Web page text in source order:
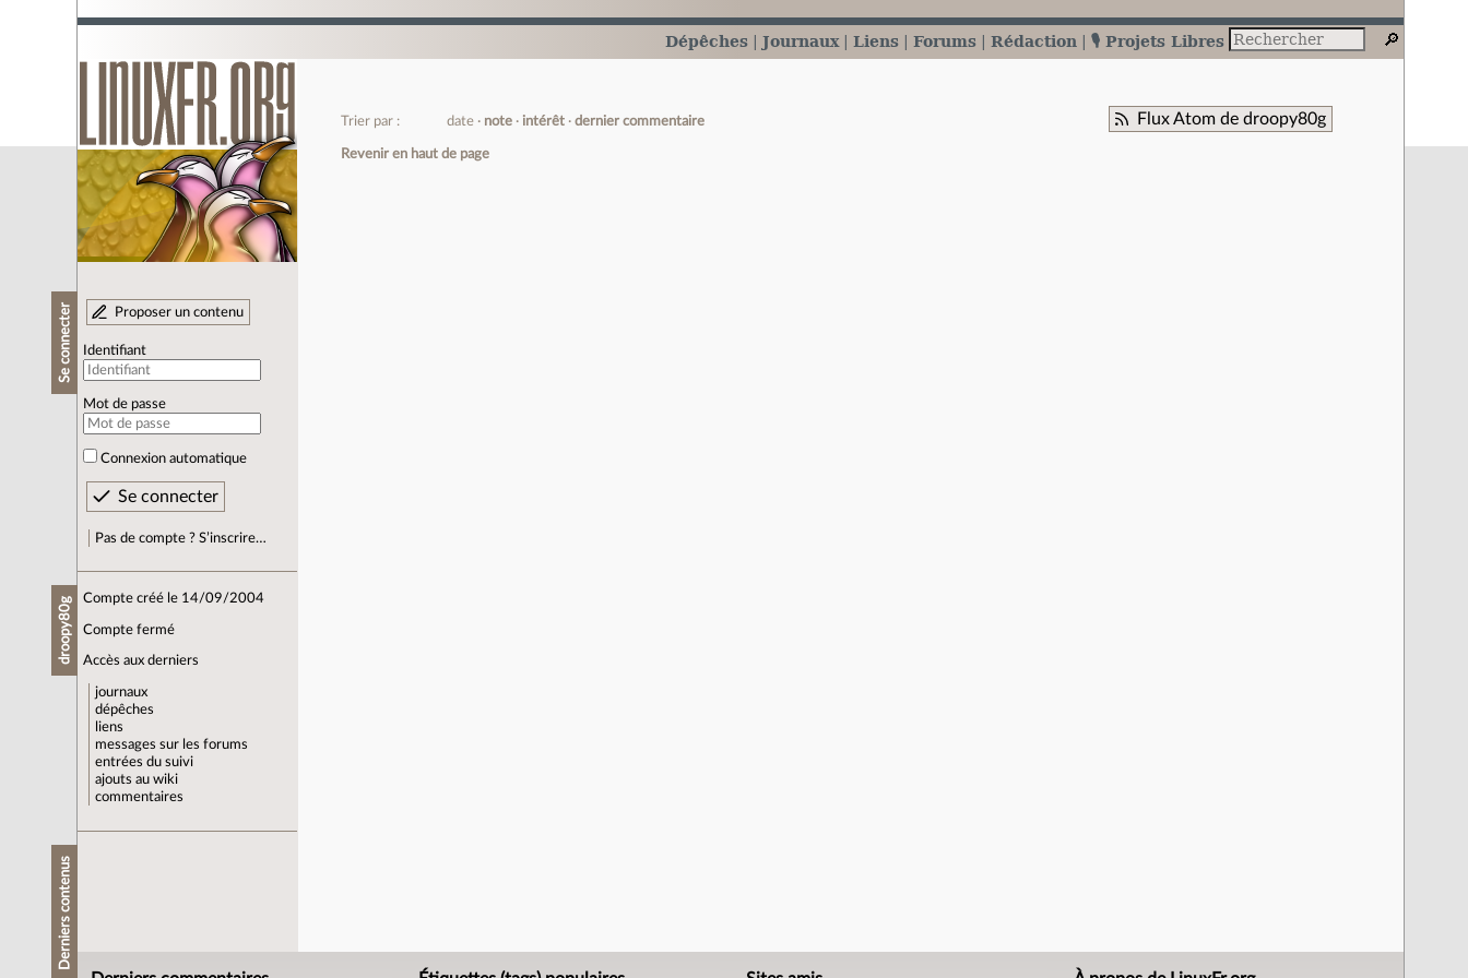
Dépêches Journaux Liens Forums Rédaction 🎙️ Projets Libres
Se connecter Proposer un contenu
Identifiant
Mot de passe
Connexion automatique
Pas de compte ? S’inscrire…
droopy80g Compte créé le 14/09/2004
Compte fermé
Accès aux derniers
journaux
dépêches
liens
messages sur les forums
entrées du suivi
ajouts au wiki
commentaires
Derniers contenus
Flux Atom de droopy80g
Trier par : date note intérêt dernier commentaire
Revenir en haut de page